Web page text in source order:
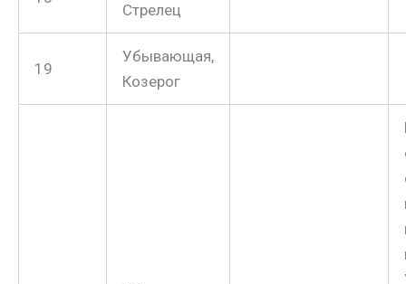
Стрелец
19
Убывающая,
Козерог